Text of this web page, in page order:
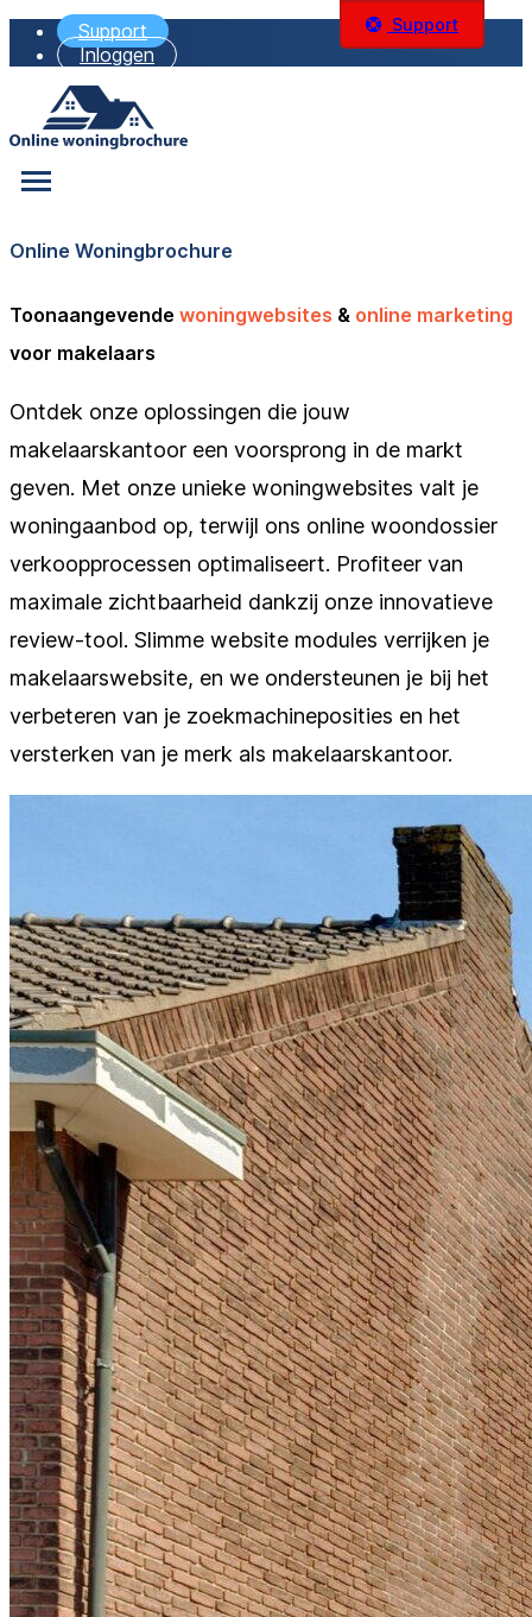
Support
Inloggen
Online Woningbrochure
Toonaangevende woningwebsites & online marketing
voor makelaars
Ontdek onze oplossingen die jouw
makelaarskantoor een voorsprong in de markt
geven. Met onze unieke woningwebsites valt je
woningaanbod op, terwijl ons online woondossier
verkoopprocessen optimaliseert. Profiteer van
maximale zichtbaarheid dankzij onze innovatieve
review-tool. Slimme website modules verrijken je
makelaarswebsite, en we ondersteunen je bij het
verbeteren van je zoekmachineposities en het
versterken van je merk als makelaarskantoor.
Support